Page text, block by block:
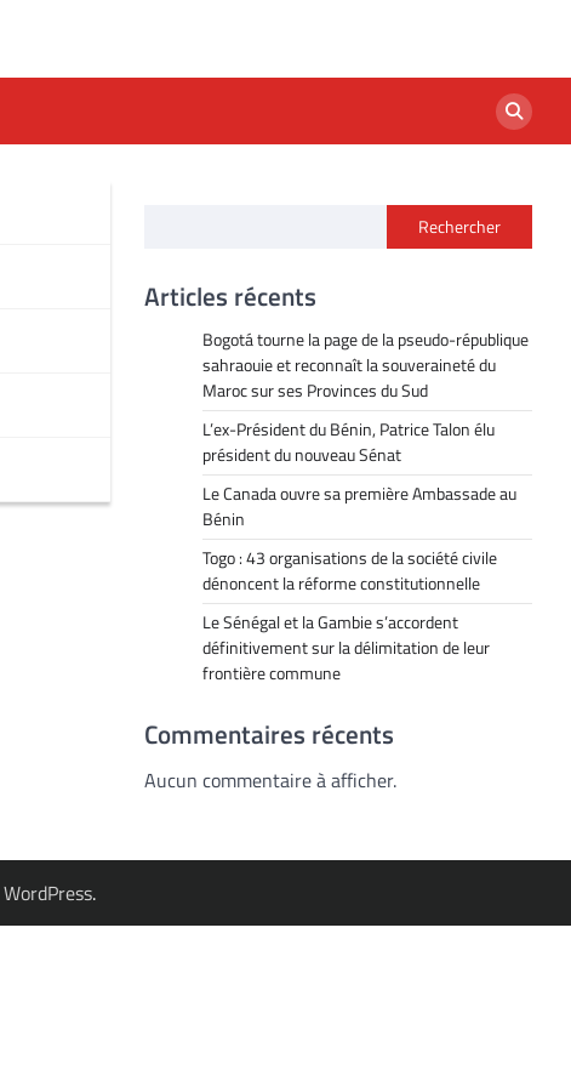
Rechercher
Articles récents
Bogotá tourne la page de la pseudo-république
sahraouie et reconnaît la souveraineté du
Maroc sur ses Provinces du Sud
L’ex-Président du Bénin, Patrice Talon élu
président du nouveau Sénat
Le Canada ouvre sa première Ambassade au
Bénin
Togo : 43 organisations de la société civile
dénoncent la réforme constitutionnelle
Le Sénégal et la Gambie s’accordent
définitivement sur la délimitation de leur
frontière commune
Commentaires récents
Aucun commentaire à afficher.
WordPress.